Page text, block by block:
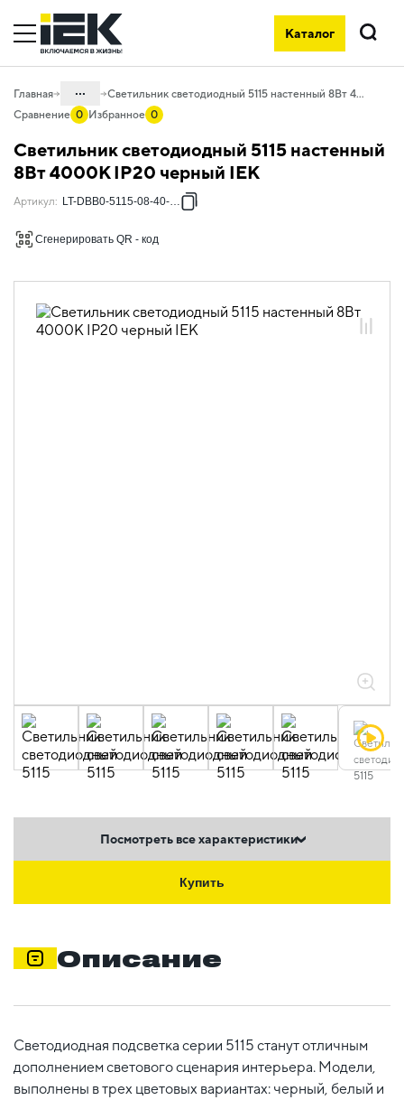
Каталог
Поиск
Главная ...
10. Светотехника
10.02 Коммунальное и бытовое
10.02.04 Декоративное освещение
подсветки картин и зеркал
Светильник светодиодный 5115 настенный 8Вт 4000К IP20 черный IEK
Сравнение 0 Избранное 0
Светильник светодиодный 5115 настенный
8Вт 4000К IP20 черный IEK
Артикул: LT-DBB0-5115-08-40-K02
Сгенерировать QR - код
Посмотреть все характеристики
Купить
Описание
Светодиодная подсветка серии 5115 станут отличным
дополнением светового сценария интерьера. Модели,
выполнены в трех цветовых вариантах: черный, белый и